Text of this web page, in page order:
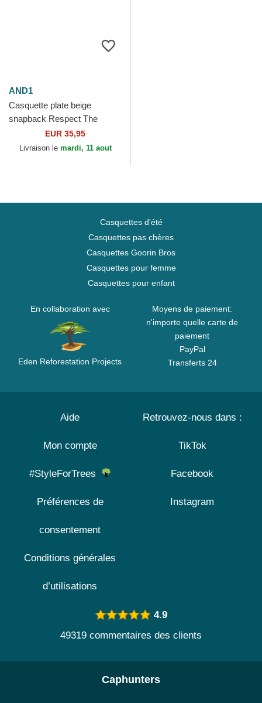
AND1
Casquette plate beige
snapback Respect The
Game Slogan AND1
EUR 35,95
Livraison le mardi, 11 aout
Casquettes d'été
Casquettes pas chères
Casquettes Goorin Bros
Casquettes pour femme
Casquettes pour enfant
En collaboration avec
Eden Reforestation Projects
Moyens de paiement:
n'importe quelle carte de
paiement
PayPal
Transferts 24
Aide
Mon compte
#StyleForTrees
Préférences de
consentement
Conditions générales
d’utilisations
Retrouvez-nous dans :
TikTok
Facebook
Instagram
4.9
49319 commentaires des clients
Caphunters